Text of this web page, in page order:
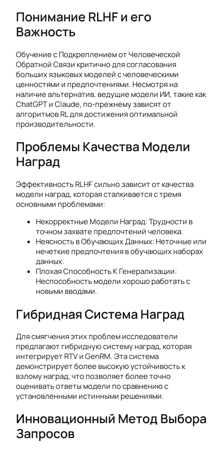
Понимание RLHF и его
Важность
Обучение с Подкреплением от Человеческой
Обратной Связи критично для согласования
больших языковых моделей с человеческими
ценностями и предпочтениями. Несмотря на
наличие альтернатив, ведущие модели ИИ, такие как
ChatGPT и Claude, по-прежнему зависят от
алгоритмов RL для достижения оптимальной
производительности.
Проблемы Качества Модели
Наград
Эффективность RLHF сильно зависит от качества
модели наград, которая сталкивается с тремя
основными проблемами:
Некорректные Модели Наград: Трудности в
точном захвате предпочтений человека.
Неясность в Обучающих Данных: Неточные или
нечеткие предпочтения в обучающих наборах
данных.
Плохая Способность К Генерализации:
Неспособность модели хорошо работать с
новыми вводами.
Гибридная Система Наград
Для смягчения этих проблем исследователи
предлагают гибридную систему наград, которая
интегрирует RTV и GenRM. Эта система
демонстрирует более высокую устойчивость к
взлому наград, что позволяет более точно
оценивать ответы модели по сравнению с
установленными истинными решениями.
Инновационный Метод Выбора
Запросов